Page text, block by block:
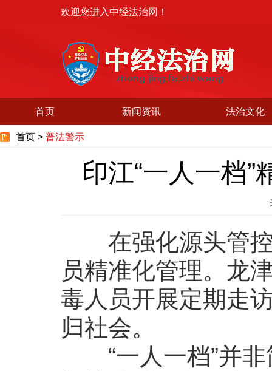
欢迎您进入中经法治网！
首页 新闻资讯 法治文化
首页 > 普法警示
印江“一人一档
在强化源头管控
员精准化管理。龙
毒人员开展定期走
归社会。
“一人一档”并非